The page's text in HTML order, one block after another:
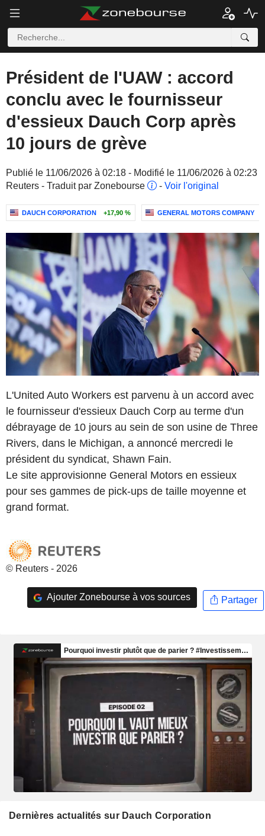
Président de l'UAW : accord
conclu avec le fournisseur
d'essieux Dauch Corp après
10 jours de grève
Publié le 11/06/2026 à 02:18 - Modifié le 11/06/2026 à 02:23
Reuters - Traduit par Zonebourse
- Voir l'original
DAUCH CORPORATION +17,90 % GENERAL MOTORS COMPANY
L'United Auto Workers est parvenu à un accord avec
le fournisseur d'essieux Dauch Corp au terme d'un
débrayage de 10 jours au sein de son usine de Three
Rivers, dans le Michigan, a annoncé mercredi le
président du syndicat, Shawn Fain.
Le site approvisionne General Motors en essieux
pour ses gammes de pick-ups de taille moyenne et
grand format.
© Reuters - 2026
Ajouter Zonebourse à vos sources Partager
Dernières actualités sur Dauch Corporation